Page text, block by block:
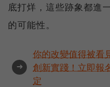
底打烊，這些跡象都進
的可能性。
➜
你的改變值得被看
創新實踐！立即報
定